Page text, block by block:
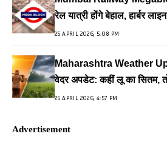
रेल यात्री होंगे बेहाल, हार्बर
25 APRIL 2026, 5:08 PM
Maharashtra Weather
वेदर अपडेट: कहीं लू का सितम,
अलर्ट’
25 APRIL 2026, 4:57 PM
Advertisement